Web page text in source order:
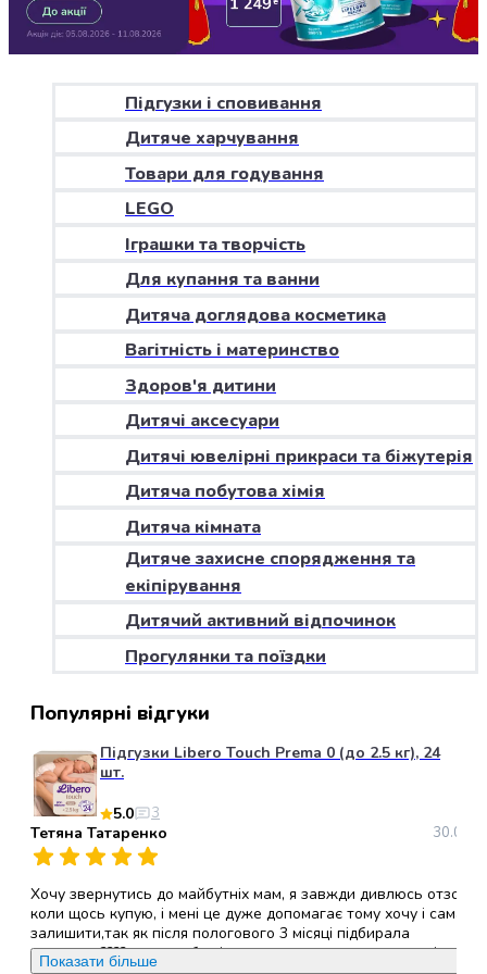
Ром
Текіла
мескаль
і
наливки
Настоянки,
бальзами,
біттери
і
азійський
алкоголь
Слабоалкогольні
напої
Сидри
меди
Подарункові
набори
алкоголю
Продукти
Бакалія
Олія
Сухі
сніданки
приготування
Спеції
та
приправи
Цукор
Все
для
Підгузки і сповивання
Дитяче харчування
Товари для годування
LEGO
Іграшки та творчість
Для купання та ванни
Дитяча доглядова косметика
Вагітність і материнство
Здоров'я дитини
Дитячі аксесуари
Дитячі ювелірні прикраси та біжутерія
Дитяча побутова хімія
Дитяча кімната
Дитяче захисне спорядження та
екіпірування
Дитячий активний відпочинок
Прогулянки та поїздки
Популярні відгуки
Підгузки Libero Touch Prema 0 (до 2.5 кг), 24
шт.
5.0
3
Тетяна Татаренко
Хочу звернутись до майбутніх мам, я завжди дивлюсь отзови
коли щось купую, і мені це дуже допомагає тому хочу і сама
залишити,так як після пологового 3 місяці підбирала
памперси????, хочу щоб всі ви звернули увагу саме на ці
Показати більше